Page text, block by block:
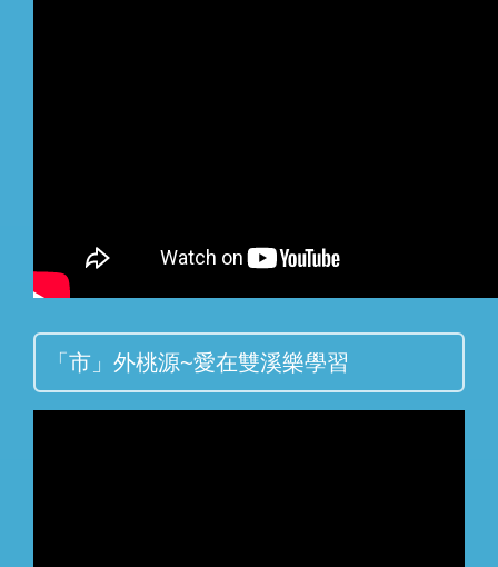
「市」外桃源~愛在雙溪樂學習